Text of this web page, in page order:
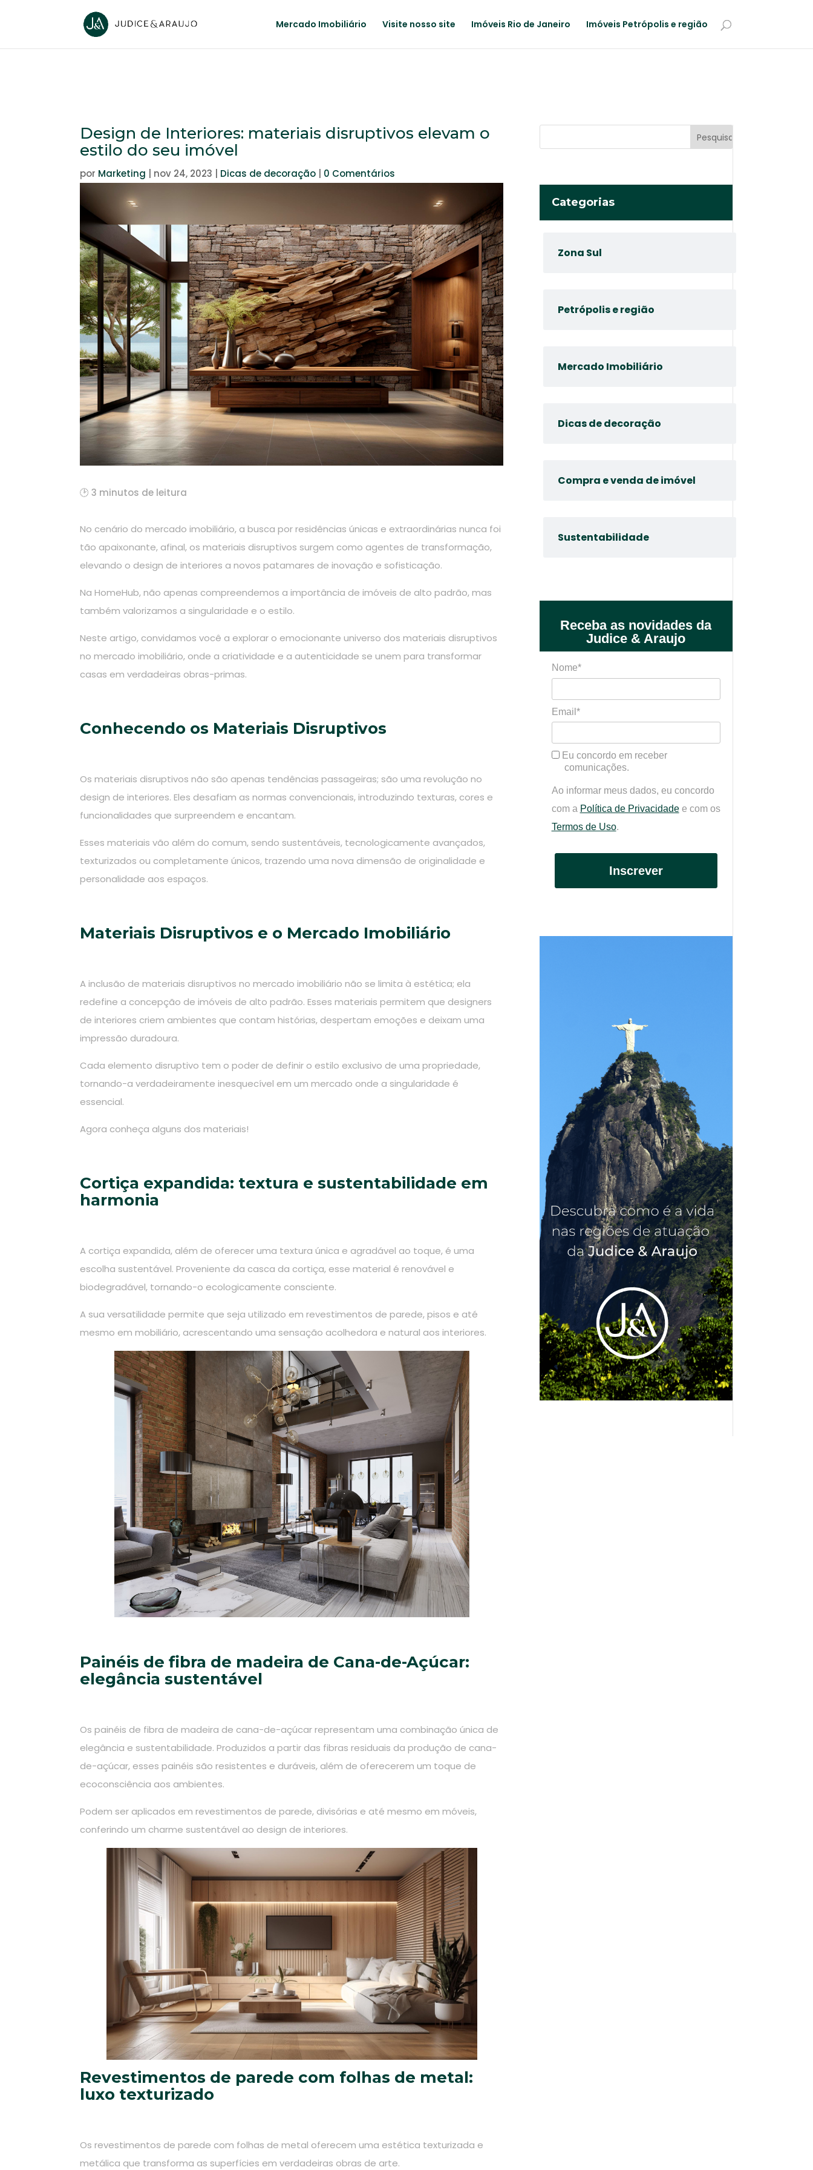
Mercado Imobiliário Visite nosso site Imóveis Rio de Janeiro Imóveis Petrópolis e região
Design de Interiores: materiais disruptivos elevam o
estilo do seu imóvel
por Marketing nov 24, 2023 Dicas de decoração 0 Comentários
🕑 3 minutos de leitura
No cenário do mercado imobiliário, a busca por residências únicas e extraordinárias nunca foi
tão apaixonante, afinal, os materiais disruptivos surgem como agentes de transformação,
elevando o design de interiores a novos patamares de inovação e sofisticação.
Na HomeHub, não apenas compreendemos a importância de imóveis de alto padrão, mas
também valorizamos a singularidade e o estilo.
Neste artigo, convidamos você a explorar o emocionante universo dos materiais disruptivos
no mercado imobiliário, onde a criatividade e a autenticidade se unem para transformar
casas em verdadeiras obras-primas.
Conhecendo os Materiais Disruptivos
Os materiais disruptivos não são apenas tendências passageiras; são uma revolução no
design de interiores. Eles desafiam as normas convencionais, introduzindo texturas, cores e
funcionalidades que surpreendem e encantam.
Esses materiais vão além do comum, sendo sustentáveis, tecnologicamente avançados,
texturizados ou completamente únicos, trazendo uma nova dimensão de originalidade e
personalidade aos espaços.
Materiais Disruptivos e o Mercado Imobiliário
A inclusão de materiais disruptivos no mercado imobiliário não se limita à estética; ela
redefine a concepção de imóveis de alto padrão. Esses materiais permitem que designers
de interiores criem ambientes que contam histórias, despertam emoções e deixam uma
impressão duradoura.
Cada elemento disruptivo tem o poder de definir o estilo exclusivo de uma propriedade,
tornando-a verdadeiramente inesquecível em um mercado onde a singularidade é
essencial.
Agora conheça alguns dos materiais!
Cortiça expandida: textura e sustentabilidade em
harmonia
A cortiça expandida, além de oferecer uma textura única e agradável ao toque, é uma
escolha sustentável. Proveniente da casca da cortiça, esse material é renovável e
biodegradável, tornando-o ecologicamente consciente.
A sua versatilidade permite que seja utilizado em revestimentos de parede, pisos e até
mesmo em mobiliário, acrescentando uma sensação acolhedora e natural aos interiores.
Painéis de fibra de madeira de Cana-de-Açúcar:
elegância sustentável
Os painéis de fibra de madeira de cana-de-açúcar representam uma combinação única de
elegância e sustentabilidade. Produzidos a partir das fibras residuais da produção de cana-
de-açúcar, esses painéis são resistentes e duráveis, além de oferecerem um toque de
ecoconsciência aos ambientes.
Podem ser aplicados em revestimentos de parede, divisórias e até mesmo em móveis,
conferindo um charme sustentável ao design de interiores.
Revestimentos de parede com folhas de metal:
luxo texturizado
Os revestimentos de parede com folhas de metal oferecem uma estética texturizada e
metálica que transforma as superfícies em verdadeiras obras de arte.
Categorias
Zona Sul
Petrópolis e região
Mercado Imobiliário
Dicas de decoração
Compra e venda de imóvel
Sustentabilidade
Receba as novidades da
Judice & Araujo
Nome*
Email*
Eu concordo em receber
comunicações.
Ao informar meus dados, eu concordo
com a Política de Privacidadee com os
Termos de Uso.
Inscrever